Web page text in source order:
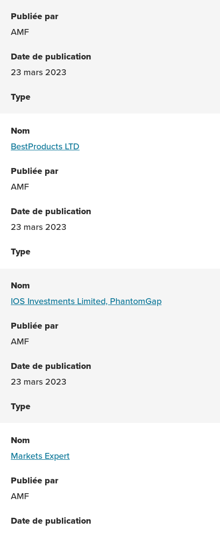
AMF
23 mars 2023
BestProducts LTD
AMF
23 mars 2023
IOS Investments Limited, PhantomGap
AMF
23 mars 2023
Markets Expert
AMF